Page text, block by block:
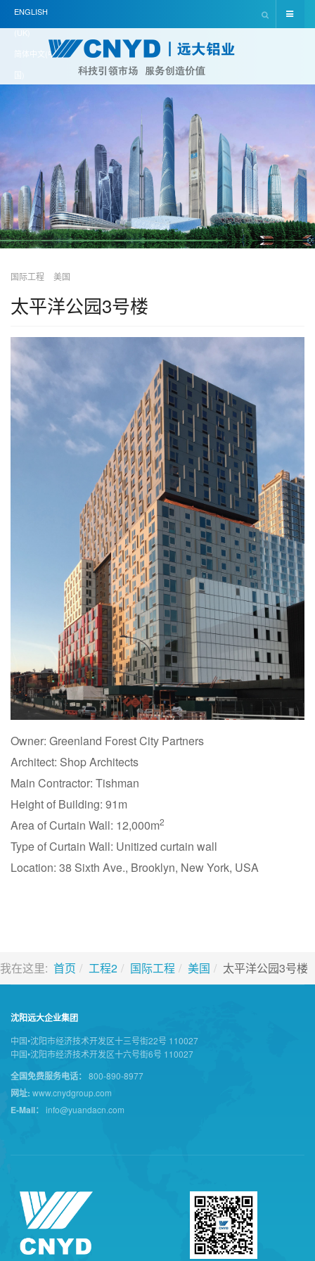
ENGLISH
(UK)
简体中文(中
国)
国际工程 美国
太平洋公园3号楼
Owner: Greenland Forest City Partners
Architect: Shop Architects
Main Contractor: Tishman
Height of Building: 91m
Area of Curtain Wall: 12,000m2
Type of Curtain Wall: Unitized curtain wall
Location: 38 Sixth Ave., Brooklyn, New York, USA
我在这里: 首页 工程2 国际工程 美国 太平洋公园3号楼
沈阳远大企业集团
中国•沈阳市经济技术开发区十三号街22号 110027
中国•沈阳市经济技术开发区十六号街6号 110027
全国免费服务电话： 800-890-8977
网址: www.cnydgroup.com
E-Mail： info@yuandacn.com